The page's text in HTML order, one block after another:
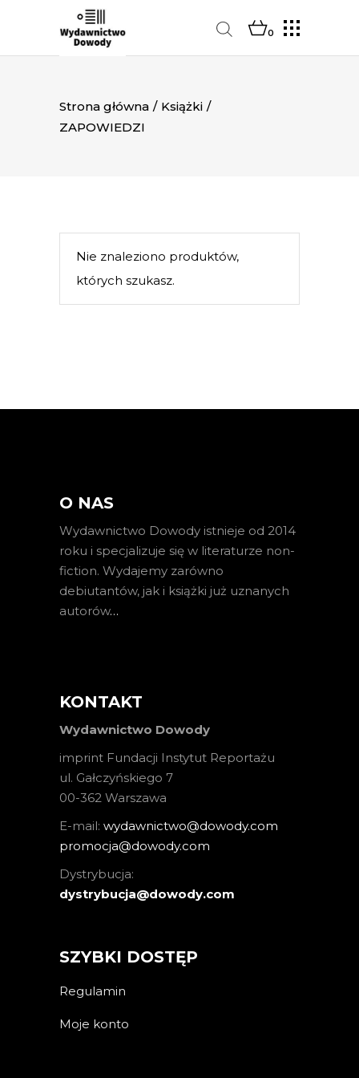
0
Strona główna / Książki /
ZAPOWIEDZI
Nie znaleziono produktów,
których szukasz.
O NAS
Wydawnictwo Dowody istnieje od 2014
roku i specjalizuje się w literaturze non-
fiction. Wydajemy zarówno
debiutantów, jak i książki już uznanych
autorów…
KONTAKT
Wydawnictwo Dowody
imprint Fundacji Instytut Reportażu
ul. Gałczyńskiego 7
00-362 Warszawa
E-mail: wydawnictwo@dowody.com
promocja@dowody.com
Dystrybucja:
dystrybucja@dowody.com
SZYBKI DOSTĘP
Regulamin
Moje konto